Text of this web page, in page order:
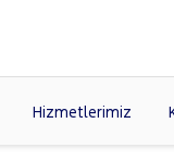
Hizmetlerimiz